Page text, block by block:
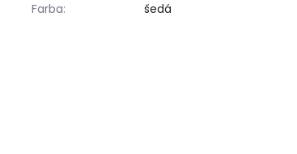
Farba:
šedá